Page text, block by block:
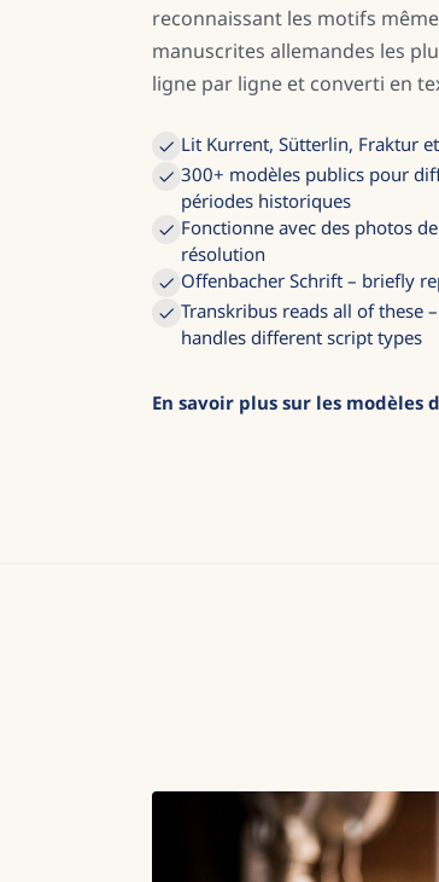
reconnaissant les motifs
manuscrites allemandes les
ligne par ligne et converti en
Lit Kurrent, Sütterlin, Fraktur
300+ modèles publics pour
périodes historiques
Fonctionne avec des photos
résolution
Offenbacher Schrift – briefly
Transkribus reads all of these
handles different script types
En savoir plus sur les modèles